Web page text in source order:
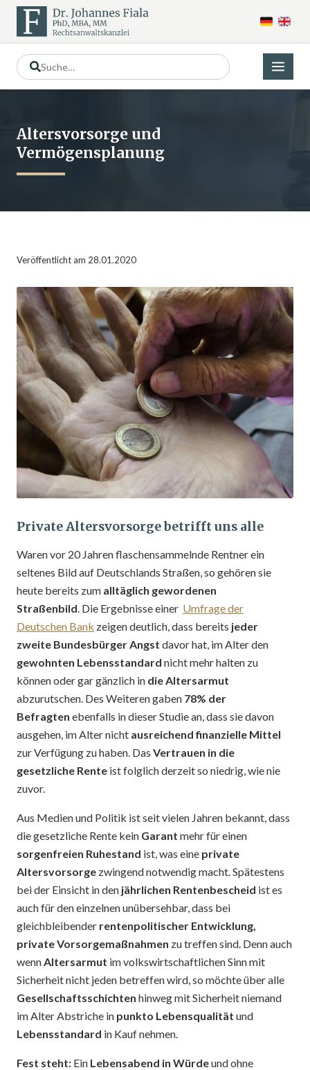
Altersvorsorge und
Vermögensplanung
Veröffentlicht am 28.01.2020
Private Altersvorsorge betrifft uns alle
Waren vor 20 Jahren flaschensammelnde Rentner ein
seltenes Bild auf Deutschlands Straßen, so gehören sie
heute bereits zum alltäglich gewordenen
Straßenbild . Die Ergebnisse einer Umfrage der
Deutschen Bank zeigen deutlich, dass bereits jeder
zweite Bundesbürger Angst davor hat, im Alter den
gewohnten Lebensstandard nicht mehr halten zu
können oder gar gänzlich in die Altersarmut
abzurutschen. Des Weiteren gaben 78% der
Befragten ebenfalls in dieser Studie an, dass sie davon
ausgehen, im Alter nicht ausreichend finanzielle Mittel
zur Verfügung zu haben. Das Vertrauen in die
gesetzliche Rente ist folglich derzeit so niedrig, wie nie
zuvor.
Aus Medien und Politik ist seit vielen Jahren bekannt, dass
die gesetzliche Rente kein Garant mehr für einen
sorgenfreien Ruhestand ist, was eine private
Altersvorsorge zwingend notwendig macht. Spätestens
bei der Einsicht in den jährlichen Rentenbescheid ist es
auch für den einzelnen unübersehbar, dass bei
gleichbleibender rentenpolitischer Entwicklung,
private Vorsorgemaßnahmen zu treffen sind. Denn auch
wenn Altersarmut im volkswirtschaftlichen Sinn mit
Sicherheit nicht jeden betreffen wird, so möchte über alle
Gesellschaftsschichten hinweg mit Sicherheit niemand
im Alter Abstriche in punkto Lebensqualität und
Lebensstandard in Kauf nehmen.
Fest steht: Ein Lebensabend in Würdeund ohne